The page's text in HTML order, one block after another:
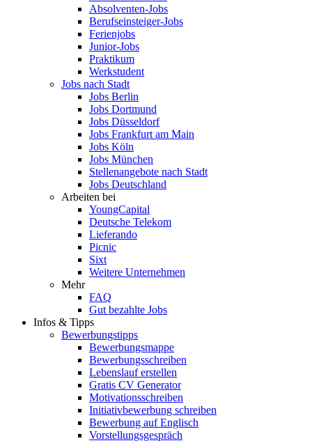
Absolventen-Jobs
Berufseinsteiger-Jobs
Ferienjobs
Junior-Jobs
Praktikum
Werkstudent
Jobs nach Stadt
Jobs Berlin
Jobs Dortmund
Jobs Düsseldorf
Jobs Frankfurt am Main
Jobs Köln
Jobs München
Stellenangebote nach Stadt
Jobs Deutschland
Arbeiten bei
YoungCapital
Deutsche Telekom
Lieferando
Picnic
Sixt
Weitere Unternehmen
Mehr
FAQ
Gut bezahlte Jobs
Infos & Tipps
Bewerbungstipps
Bewerbungsmappe
Bewerbungsschreiben
Lebenslauf erstellen
Gratis CV Generator
Motivationsschreiben
Initiativbewerbung schreiben
Bewerbung auf Englisch
Vorstellungsgespräch